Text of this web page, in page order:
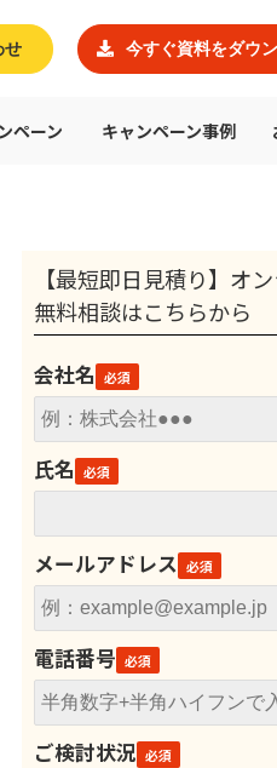
せ 今すぐ資料をダウ
ペーン キャンペーン事例
【最短即日見積り】オ
無料相談はこちらから
会社名
氏名
メールアドレス
電話番号
ご検討状況